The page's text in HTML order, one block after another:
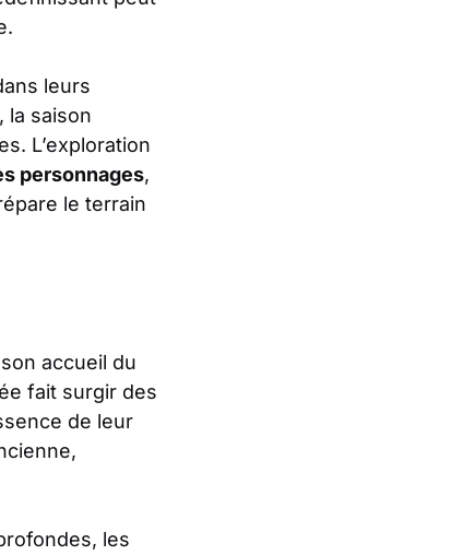
leurs
la saison
L’exploration
personnages,
le terrain
accueil du
fait surgir des
de leur
les